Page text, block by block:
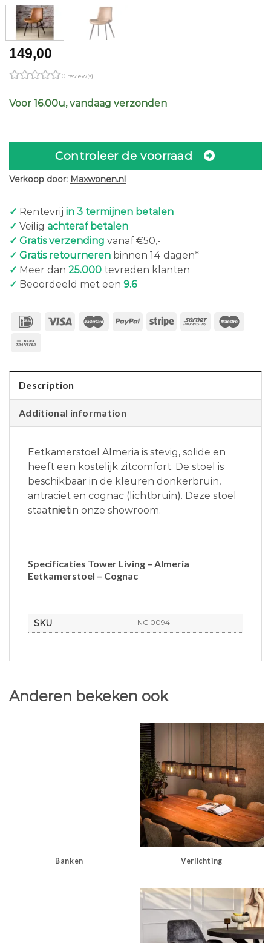
149,00
0 review(s)
Voor 16.00u, vandaag verzonden
Controleer de voorraad
Verkoop door: Maxwonen.nl
✓ Rentevrij in 3 termijnen betalen
✓ Veilig achteraf betalen
✓ Gratis verzending vanaf €50,-
✓ Gratis retourneren binnen 14 dagen*
✓ Meer dan 25.000 tevreden klanten
✓ Beoordeeld met een 9.6
Description
Additional information
Eetkamerstoel Almeria is stevig, solide en
heeft een kostelijk zitcomfort. De stoel is
beschikbaar in de kleuren donkerbruin,
antraciet en cognac (lichtbruin). Deze stoel
staatnietin onze showroom.
Specificaties Tower Living – Almeria
Eetkamerstoel – Cognac
SKU NC 0094
Anderen bekeken ook
Banken Verlichting